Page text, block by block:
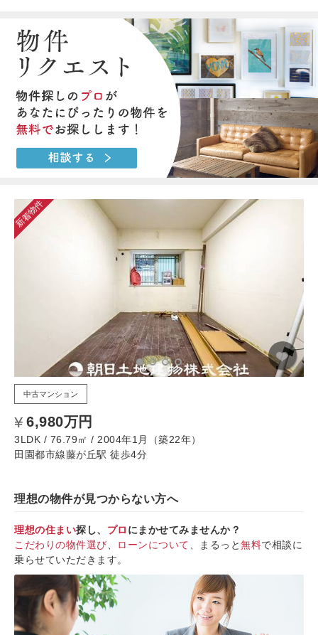
新着物件
中古マンション
6,980万円
3LDK / 76.79㎡ / 2004年1月（築22年）
田園都市線藤が丘駅 徒歩4分
理想の物件が見つからない方へ
理想の住まい探し、 プロ にまかせてみませんか？
こだわりの物件選び
ローンについて 、まるっと無料で相談に
乗らせていただきます。